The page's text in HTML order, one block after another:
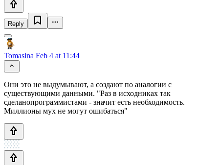
Reply
Tomasina Feb 4 at 11:44
Они это не выдумывают, а создают по аналогии с
существующими данными. "Раз в исходниках так
сделанопрограммистами - значит есть необходимость.
Миллионы мух не могут ошибаться"